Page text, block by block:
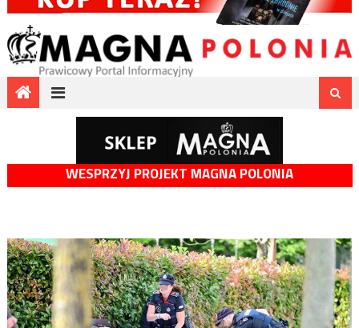
WESPRZYJ PROJEKT MAGNA POLONIA